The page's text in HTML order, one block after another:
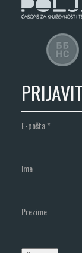
E-pošta*
Ime
Prezime